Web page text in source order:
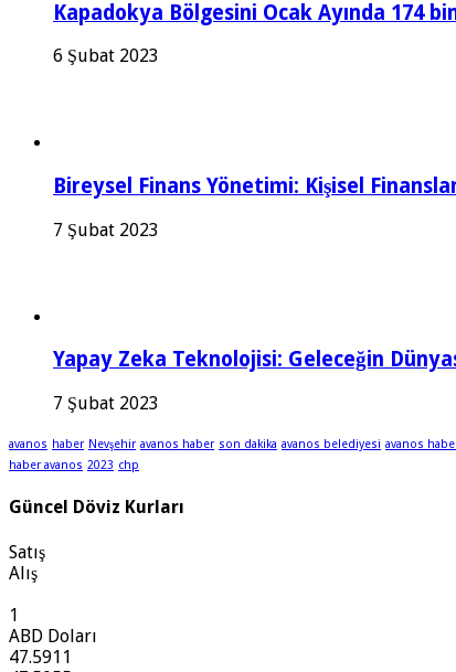
Kapadokya Bölgesini Ocak Ayında 174
6 Şubat 2023
Bireysel Finans Yönetimi: Kişisel
7 Şubat 2023
Yapay Zeka Teknolojisi: Geleceğin
7 Şubat 2023
avanos haber Nevşehir avanos haber son dakika avanos belediyesi avanos
haber avanos 2023 chp
Güncel Döviz Kurları
Satış
Alış
1
ABD Doları
47.5911